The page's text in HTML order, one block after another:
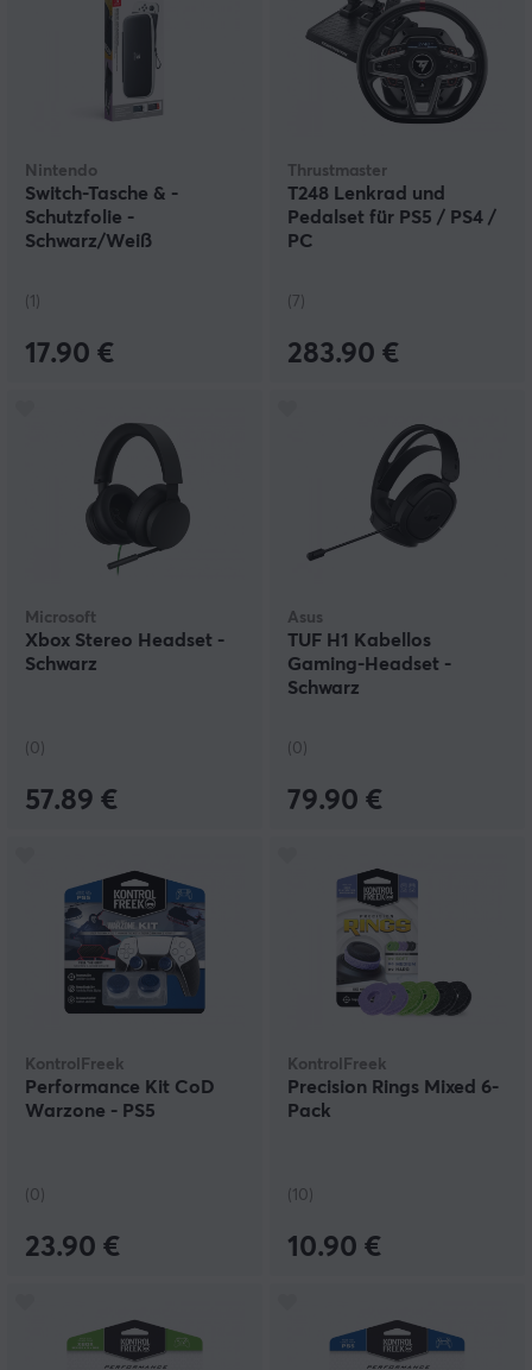
Nintendo
Switch-Tasche & -
Schutzfolie -
Schwarz/Weiß
(1)
17.90 €
Thrustmaster
T248 Lenkrad und
Pedalset für PS5 / PS4 /
PC
(7)
283.90 €
Microsoft
Xbox Stereo Headset -
Schwarz
(0)
57.89 €
Asus
TUF H1 Kabellos
Gaming-Headset -
Schwarz
(0)
79.90 €
KontrolFreek
Performance Kit CoD
Warzone - PS5
(0)
23.90 €
KontrolFreek
Precision Rings Mixed 6-
Pack
(10)
10.90 €